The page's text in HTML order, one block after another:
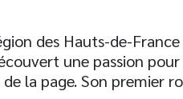
des Hauts-de-
une passion
la page. Son premier